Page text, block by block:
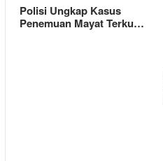
Polisi Ungkap Kasus
Penemuan Mayat Terku…